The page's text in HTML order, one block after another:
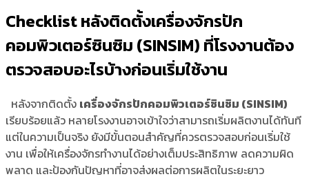
Checklist หลังติดตั้งเครื่องจักรปัก
คอมพิวเตอร์ซินซิม (SINSIM) ที่โรงงานต้อง
ตรวจสอบอะไรบ้างก่อนเริ่มใช้งาน
หลังจากติดตั้ง เครื่องจักรปักคอมพิวเตอร์ซินซิม (SINSIM)
เรียบร้อยแล้ว หลายโรงงานอาจเข้าใจว่าสามารถเริ่มผลิตงานได้ทันที
แต่ในความเป็นจริง ยังมีขั้นตอนสำคัญที่ควรตรวจสอบก่อนเริ่มใช้
งาน เพื่อให้เครื่องจักรทำงานได้อย่างเต็มประสิทธิภาพ ลดความผิด
พลาด และป้องกันปัญหาที่อาจส่งผลต่อการผลิตในระยะยาว